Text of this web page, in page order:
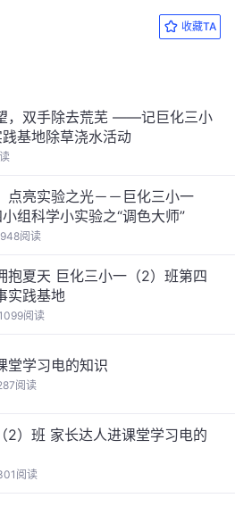
收藏TA
，双手除去荒芜 ——记巨化三小
基地除草浇水活动
点亮实验之光－－巨化三小一
小组科学小实验之“调色大师”
948阅读
抱夏天 巨化三小一（2）班第四
实践基地
阅读
堂学习电的知识
阅读
课堂学习电的
阅读